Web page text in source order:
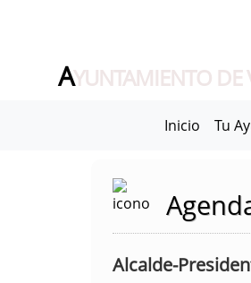
AYUNTAMIENTO DE
Inicio Tu
Alcalde-